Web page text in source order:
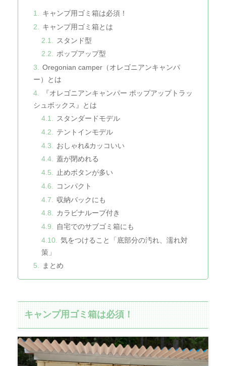
キャンプ用ゴミ箱は必須！
キャンプ用ゴミ箱とは
スタンド型
ポップアップ型
Oregonian camper（オレゴニアンキャンパ
ー）とは
『オレゴニアンキャンパー ポップアップトラッ
シュボックス』とは
スタンダードモデル
テントインモデル
おしゃれ&カッコいい
蓋が閉めれる
止めボタンが多い
コンパクト
収納バックにも
カラビナループ付き
自宅でのサブゴミ箱にも
気をつけること「底部分の汚れ、濡れ対
策」
まとめ
キャンプ用ゴミ箱は必須！